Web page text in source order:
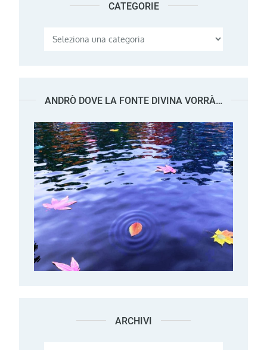
CATEGORIE
Categorie
ANDRÒ DOVE LA FONTE DIVINA VORRÀ…
ARCHIVI Archivi